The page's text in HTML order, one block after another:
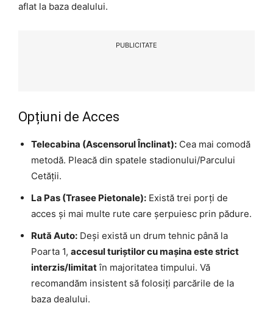
aflat la baza dealului.
PUBLICITATE
Opțiuni de Acces
Telecabina (Ascensorul Înclinat): Cea mai comodă
metodă. Pleacă din spatele stadionului/Parcului
Cetății.
La Pas (Trasee Pietonale): Există trei porți de
acces și mai multe rute care șerpuiesc prin pădure.
Rută Auto: Deși există un drum tehnic până la
Poarta 1, accesul turiștilor cu mașina este strict
interzis/limitatîn majoritatea timpului. Vă
recomandăm insistent să folosiți parcările de la
baza dealului.